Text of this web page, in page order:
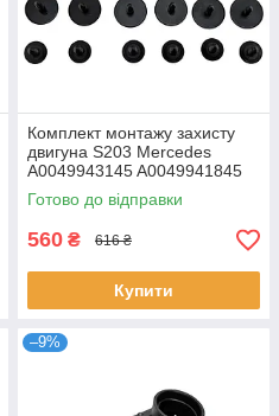
Комплект монтажу захисту
двигуна S203 Mercedes
A0049943145 A0049941845
A0019906036
N000000001410
Готово до відправки
560 ₴ 616 ₴
Купити
–9%